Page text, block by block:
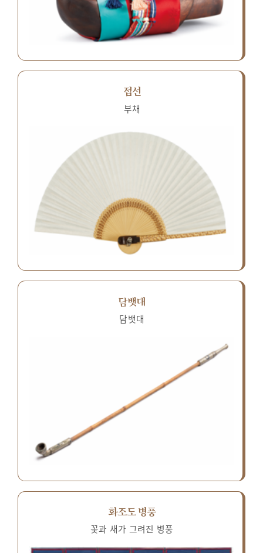
접선
부채
담뱃대
담뱃대
화조도 병풍
꽃과 새가 그려진 병풍